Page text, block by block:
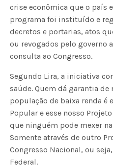
crise econômica que o país
programa foi instituído e
decretos e portarias, atos
ou revogados pelo governo
consulta ao Congresso.
Segundo Lira, a iniciativa
saúde. Quem dá garantia
população de baixa renda é
Popular e esse nosso
que ninguém pode mexer
Somente através de outro
Congresso Nacional, ou
Federal.